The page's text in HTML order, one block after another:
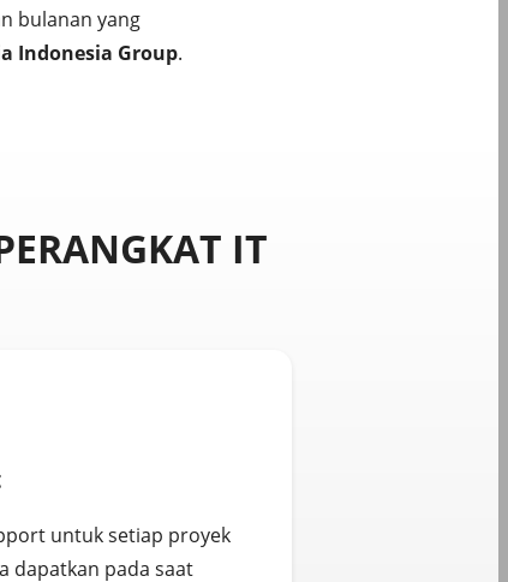
bulanan yang
Indonesia Group.
IT
untuk setiap proyek
dapatkan pada saat